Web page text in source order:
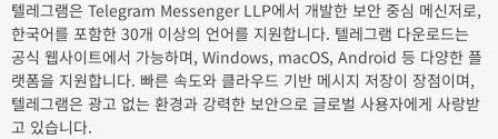
텔레그램은 Telegram Messenger LLP에서 개발한 보안 중심 메신저로,
한국어를 포함한 30개 이상의 언어를 지원합니다. 텔레그램 다운로드는
공식 웹사이트에서 가능하며, Windows, macOS, Android 등 다양한 플
랫폼을 지원합니다. 빠른 속도와 클라우드 기반 메시지 저장이 장점이며,
텔레그램은 광고 없는 환경과 강력한 보안으로 글로벌 사용자에게 사랑받
고 있습니다.